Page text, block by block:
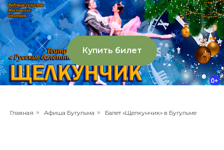
Купить билет
Главная » Афиша Бугульма » Балет «Щелкунчик» в Бугульме